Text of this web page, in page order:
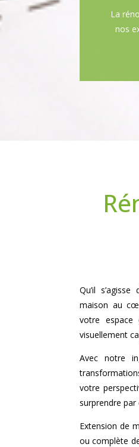
La
nos
Qu’il
maison au
votre espace
visuellement
Avec notre
votre
surprendre
Extension de
ou complète